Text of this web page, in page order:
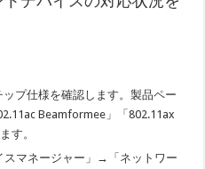
プ仕様を確認します。製品ペー
Beamformee」「802.11ax
す。
スマネージャー」→「ネットワー